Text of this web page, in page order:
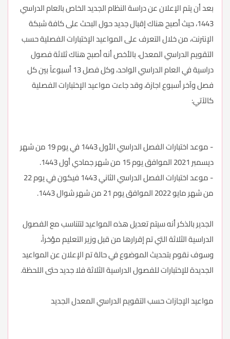
بعد أن يتم الإعلان عن دراسة النظام الجديد الخاص بالعام الدراسي
1443، حيث أصبح هناك إقبال جديد حول البحث على كافة شبكة
الإنترنت، من خلال التعرف على المواعيد الإختبارات الفصلية حسب
التقويم الدراسي المعدل، بالأخص أنه أصبح هناك ثلاثة فصول
دراسية في العام الدراسي الواحد، وكل فصل 13 أسبوعاً بين كل
فصل وآخر أسبوع اجازة، وقد جاءت مواعيد الإختبارات الفصلية
كالآتي:
- موعد اختبارات الفصل الدراسي الأول 1443 في يوم 19 من شهر
ديسمبر 2021 الموافق يوم 15 من شهر جمادي أول 1443.
- موعد اختبارات الفصل الدراسي الثاني 1443 فيكون في يوم 22
من شهر مايو 2022 الموافق يوم 21 من شهر شوال 1443.
الجدير بالذكر أنه سيتم تعديل هذه المواعيد لتتناسب مع الفصول
الدراسية الثلاثة التي تم إقرارها من قبل وزير التعليم مؤخراً،
وسوف نقوم بتحديث الموضوع في حالة تم الإعلان عن المواعيد
الجديدة للإختبارات للفصول الدراسية الثلاثة فلا جديد حتى اللحظة.
مواعيد الإجازات حسب التقويم الدراسي المعدل الجديد